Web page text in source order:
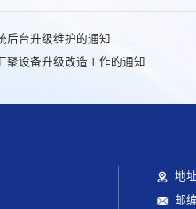
后台升级维护的通知
聚设备升级改造工作的通知
地
邮